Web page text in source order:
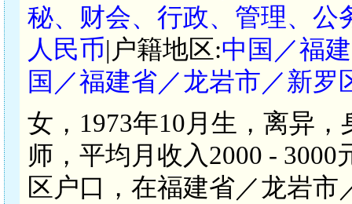
秘、财会、行政、管理、公
人民币|户籍地区:中国／福
国／福建省／龙岩市／新罗
女，1973年10月生，离异
师，平均月收入2000 -
区户口，在福建省／龙岩